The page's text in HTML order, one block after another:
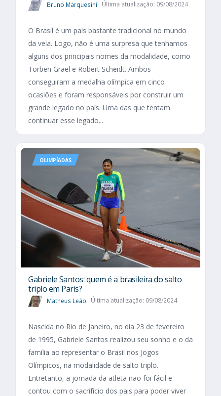
Bruno Marquesini Última atualização: 09/08/2024
O Brasil é um país bastante tradicional no mundo
da vela. Logo, não é uma surpresa que tenhamos
alguns dos principais nomes da modalidade, como
Torben Grael e Robert Scheidt. Ambos
conseguiram a medalha olímpica em cinco
ocasiões e foram responsáveis por construir um
grande legado no país. Uma das que tentam
continuar esse legado...
OLIMPÍADAS
Gabriele Santos: quem é a brasileira do salto
triplo em Paris?
Matheus Leão Última atualização: 09/08/2024
Nascida no Rio de Janeiro, no dia 23 de fevereiro
de 1995, Gabriele Santos realizou seu sonho e o da
família ao representar o Brasil nos Jogos
Olímpicos, na modalidade de salto triplo.
Entretanto, a jornada da atleta não foi fácil e
contou com o sacrifício dos pais para poder viver